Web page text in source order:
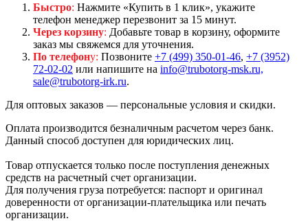
Быстро: Нажмите «Купить в 1 клик», укажите
телефон менеджер перезвонит за 15 минут.
Через корзину: Добавьте товар в корзину, оформите
заказ мы свяжемся для уточнения.
По телефону: Позвоните +7 (499) 350-01-46, +7 (3952)
72-02-02 или напишите на info@trubotorg-msk.ru,
sale@trubotorg-irk.ru.
Для оптовых заказов — персональные условия и скидки.
Оплата производится безналичным расчетом через банк.
Данный способ доступен для юридических лиц.
Товар отпускается только после поступления денежных
средств на расчетный счет организации.
Для получения груза потребуется: паспорт и оригинал
доверенности от организации-плательщика или печать
организации.